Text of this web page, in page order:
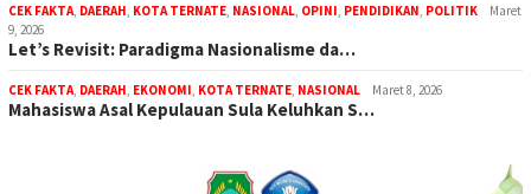
CEK FAKTA, DAERAH, KOTA TERNATE, NASIONAL, OPINI, PENDIDIKAN, POLITIK
Maret
9, 2026
Let’s Revisit: Paradigma Nasionalisme da…
CEK FAKTA, DAERAH, EKONOMI, KOTA TERNATE, NASIONAL Maret 8, 2026
Mahasiswa Asal Kepulauan Sula Keluhkan S…